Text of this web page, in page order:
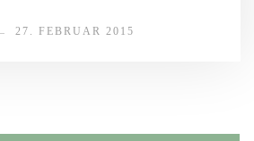
27. FEBRUAR 2015